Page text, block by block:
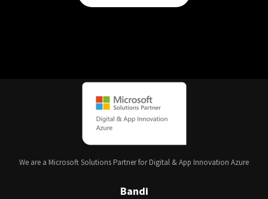
We are a Microsoft Solutions Partner for Digital & App Innovation Azure
Bandi